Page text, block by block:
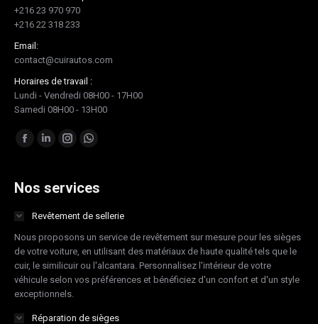
+216 23 970 970
+216 22 318 233
Email:
contact@cuirautos.com
Horaires de travail :
Lundi - Vendredi 08H00 - 17H00
Samedi 08H00 - 13H00
Trouvez nous sur :
Facebook
opens
new
window
LinkedIn
opens
new
window
Instagram
opens
new
window
Whatsapp
opens
new
window
Nos services
Revêtement de sellerie
Nous proposons un service de revêtement sur mesure pour les sièges
de votre voiture, en utilisant des matériaux de haute qualité tels que le
cuir, le similicuir ou l'alcantara. Personnalisez l'intérieur de votre
véhicule selon vos préférences et bénéficiez d'un confort et d'un style
exceptionnels.
Réparation de sièges